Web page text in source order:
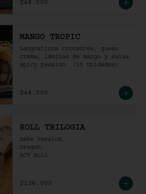
$48.500
MANGO TROPIC
Langostinos crocantes, queso
crema, láminas de mango y salsa
spicy passion. (10 Unidades)
$48.500
ROLL TRILOGIA
Sake Passion.
Dragon.
ACV Roll.
$136.000